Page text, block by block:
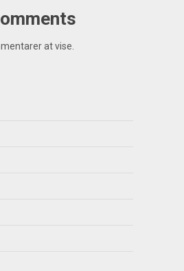
at vise.